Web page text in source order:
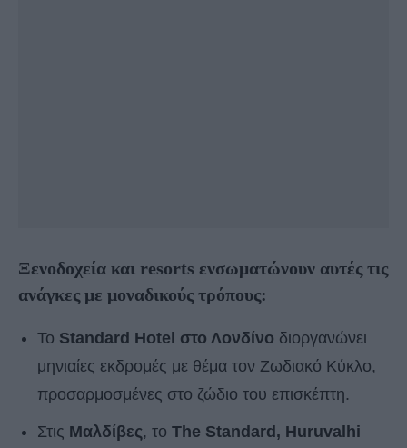
Ξενοδοχεία και resorts ενσωματώνουν αυτές τις
ανάγκες με μοναδικούς τρόπους:
Το Standard Hotel στο Λονδίνο διοργανώνει
μηνιαίες εκδρομές με θέμα τον Ζωδιακό Κύκλο,
προσαρμοσμένες στο ζώδιο του επισκέπτη.
Στις Μαλδίβες, το The Standard, Huruvalhi